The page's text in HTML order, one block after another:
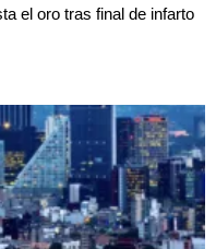
el oro tras final de infarto